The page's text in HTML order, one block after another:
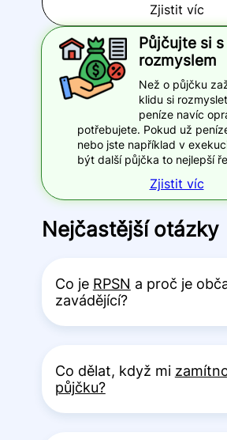
Zjistit víc
Půjčujte si s
rozmyslem
Než o půjčku
klidu si
peníze navíc
potřebujete. Pokud už
nebo jste například v
být další půjčka to nejlepší
Zjistit víc
Nejčastější otázky
Co je RPSN a proč je
zavádějící?
Co dělat, když mi
půjčku?